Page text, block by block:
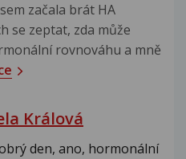
začala brát HA
se zeptat, zda může
rovnováhu a mně
Králová
den, ano, hormonální